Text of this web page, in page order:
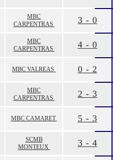
MBC
CARPENTRAS
3 - 0
MBC
CARPENTRAS
4 - 0
MBC VALREAS 0 - 2
MBC
CARPENTRAS
2 - 3
MBC CAMARET 5 - 3
SCMB
MONTEUX
3 - 4